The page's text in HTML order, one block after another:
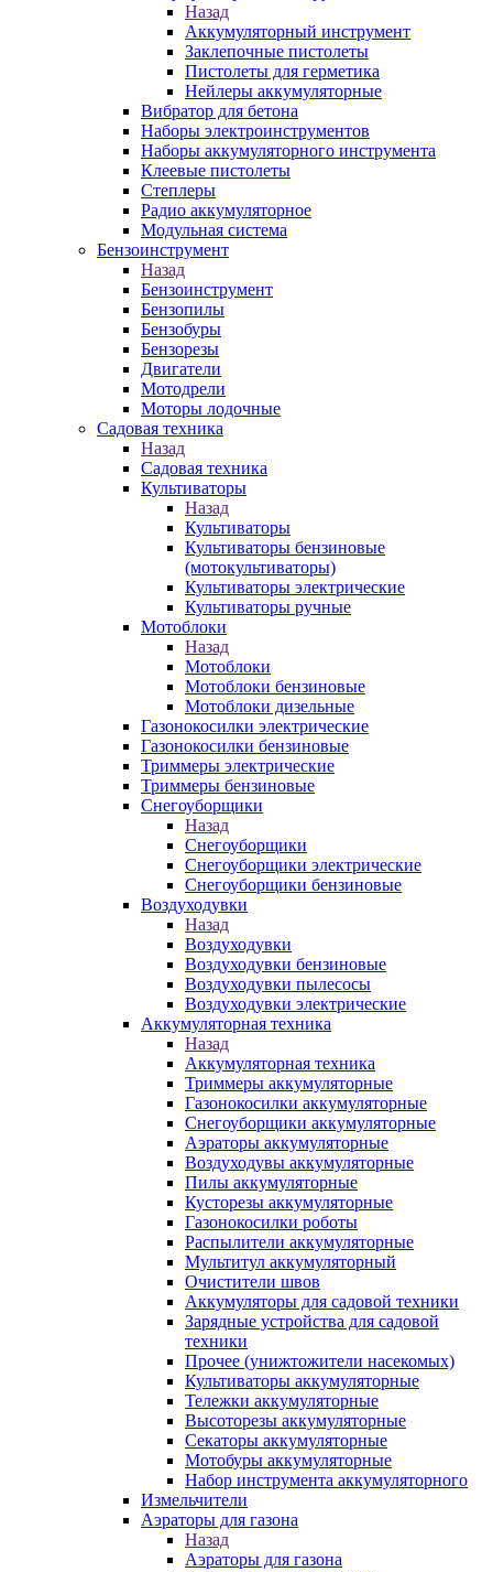
Назад
Аккумуляторный инструмент
Заклепочные пистолеты
Пистолеты для герметика
Нейлеры аккумуляторные
Вибратор для бетона
Наборы электроинструментов
Наборы аккумуляторного инструмента
Клеевые пистолеты
Степлеры
Радио аккумуляторное
Модульная система
Бензоинструмент
Назад
Бензоинструмент
Бензопилы
Бензобуры
Бензорезы
Двигатели
Мотодрели
Моторы лодочные
Садовая техника
Назад
Садовая техника
Культиваторы
Назад
Культиваторы
Культиваторы бензиновые
(мотокультиваторы)
Культиваторы электрические
Культиваторы ручные
Мотоблоки
Назад
Мотоблоки
Мотоблоки бензиновые
Мотоблоки дизельные
Газонокосилки электрические
Газонокосилки бензиновые
Триммеры электрические
Триммеры бензиновые
Снегоуборщики
Назад
Снегоуборщики
Снегоуборщики электрические
Снегоуборщики бензиновые
Воздуходувки
Назад
Воздуходувки
Воздуходувки бензиновые
Воздуходувки пылесосы
Воздуходувки электрические
Аккумуляторная техника
Назад
Аккумуляторная техника
Триммеры аккумуляторные
Газонокосилки аккумуляторные
Снегоуборщики аккумуляторные
Аэраторы аккумуляторные
Воздуходувы аккумуляторные
Пилы аккумуляторные
Кусторезы аккумуляторные
Газонокосилки роботы
Распылители аккумуляторные
Мультитул аккумуляторный
Очистители швов
Аккумуляторы для садовой техники
Зарядные устройства для садовой
техники
Прочее (унижтожители насекомых)
Культиваторы аккумуляторные
Тележки аккумуляторные
Высоторезы аккумуляторные
Секаторы аккумуляторные
Мотобуры аккумуляторные
Набор инструмента аккумуляторного
Измельчители
Аэраторы для газона
Назад
Аэраторы для газона